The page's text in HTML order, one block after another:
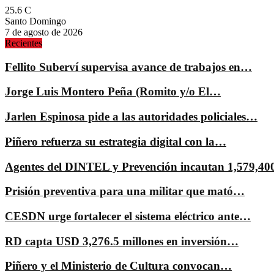
25.6 C
Santo Domingo
7 de agosto de 2026
Recientes
Fellito Suberví supervisa avance de trabajos en…
Jorge Luis Montero Peña (Romito y/o El…
Jarlen Espinosa pide a las autoridades policiales…
Piñero refuerza su estrategia digital con la…
Agentes del DINTEL y Prevención incautan
Prisión preventiva para una militar que mató…
CESDN urge fortalecer el sistema eléctrico ante…
RD capta USD 3,276.5 millones en inversión…
Piñero y el Ministerio de Cultura convocan…